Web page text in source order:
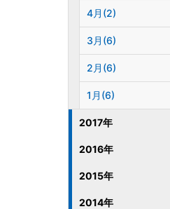
4月(2)
3月(6)
2月(6)
1月(6)
2017年
2016年
2015年
2014年